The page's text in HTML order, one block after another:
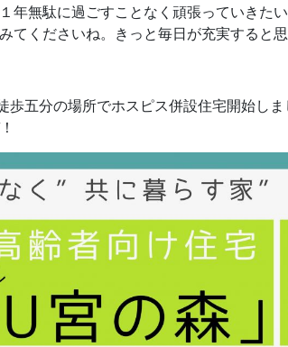
年無駄に過ごすことなく頑張っていきたい
てくださいね。きっと毎日が充実すると思
歩五分の場所でホスピス併設住宅開始し